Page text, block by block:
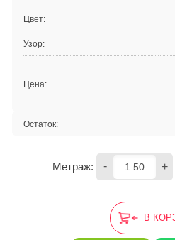
Цвет:
Узор:
Цена:
Остаток:
Метраж: - +
В